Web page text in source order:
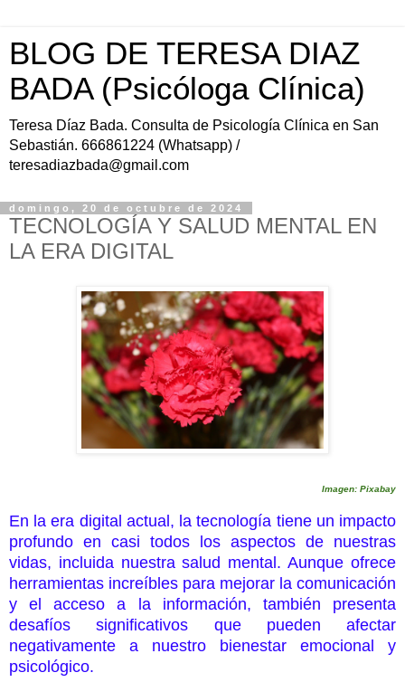
BLOG DE TERESA DIAZ
BADA (Psicóloga Clínica)
Teresa Díaz Bada. Consulta de Psicología Clínica en San
Sebastián. 666861224 (Whatsapp) /
teresadiazbada@gmail.com
domingo, 20 de octubre de 2024
TECNOLOGÍA Y SALUD MENTAL EN
LA ERA DIGITAL
Imagen: Pixabay
En la era digital actual, la tecnología tiene un impacto
profundo en casi todos los aspectos de nuestras
vidas, incluida nuestra salud mental. Aunque ofrece
herramientas increíbles para mejorar la comunicación
y el acceso a la información, también presenta
desafíos significativos que pueden afectar
negativamente a nuestro bienestar emocional y
psicológico.